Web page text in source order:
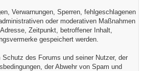
Verwarnungen, Sperren, fehlgeschlagenen
oder moderativen Maßnahmen
Zeitpunkt, betroffener Inhalt,
gespeichert werden.
Schutz des Forums und seiner Nutzer, der
der Abwehr von Spam und